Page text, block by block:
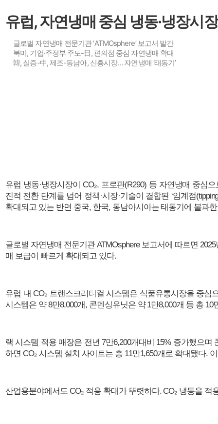
유럽, 자연냉매 중심 냉동·냉장시
글로벌 자연냉매 전문기관 ‘ATMOsphere’ 보고서 발간
북미, 기업·주정부 주도-日, 편의점 중심 자연냉매 확대
韓, 실증-中, 제조-동남아, 신흥시장… 자연냉매 ‘태동기’
유럽 냉동·냉장시장이 CO₂, 프로판(R290) 등 자연냉매 중
진적 전환 단계를 넘어 정책·시장·기술이 결합된 ‘임계점
확대되고 있는 반면 중국, 한국, 동남아시아는 태동기에 불과
글로벌 자연냉매 전문기관 ATMOsphere 보고서에 따르면
매 보급이 빠르게 확대되고 있다.
유럽 내 CO₂ 트랜스크리티컬 시스템은 식품유통시장을 중
시스템은 약 8만8,000개, 콘덴싱유닛은 약 1만8,000개 등 총
랙 시스템 적용 매장은 전년 7만6,200개대비 15% 증가했으
하면 CO₂ 시스템 설치 사이트는 총 11만1,650개로 확대됐다.
산업용분야에서도 CO₂ 적용 확대가 뚜렷하다. CO₂ 냉동을